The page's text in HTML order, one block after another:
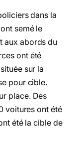
dans la
semé le
aux abords du
ont été
sur la
pour cible.
place. Des
voitures ont été
été la cible de